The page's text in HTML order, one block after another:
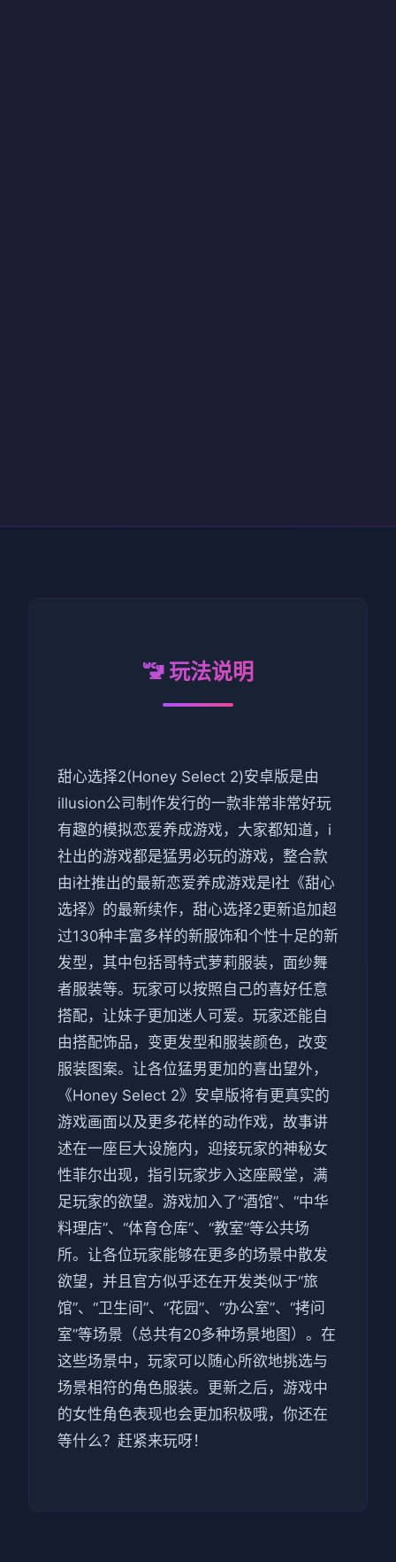
🚾 玩法说明
甜心选择2(Honey Select 2)安卓版是由
illusion公司制作发行的一款非常非常好玩
有趣的模拟恋爱养成游戏，大家都知道，i
社出的游戏都是猛男必玩的游戏，整合款
由i社推出的最新恋爱养成游戏是I社《甜心
选择》的最新续作，甜心选择2更新追加超
过130种丰富多样的新服饰和个性十足的新
发型，其中包括哥特式萝莉服装，面纱舞
者服装等。玩家可以按照自己的喜好任意
搭配，让妹子更加迷人可爱。玩家还能自
由搭配饰品，变更发型和服装颜色，改变
服装图案。让各位猛男更加的喜出望外，
《Honey Select 2》安卓版将有更真实的
游戏画面以及更多花样的动作戏，故事讲
述在一座巨大设施内，迎接玩家的神秘女
性菲尔出现，指引玩家步入这座殿堂，满
足玩家的欲望。游戏加入了“酒馆”、“中华
料理店”、“体育仓库”、“教室”等公共场
所。让各位玩家能够在更多的场景中散发
欲望，并且官方似乎还在开发类似于“旅
馆”、“卫生间”、“花园”、“办公室”、“拷问
室”等场景（总共有20多种场景地图）。在
这些场景中，玩家可以随心所欲地挑选与
场景相符的角色服装。更新之后，游戏中
的女性角色表现也会更加积极哦，你还在
等什么？赶紧来玩呀！